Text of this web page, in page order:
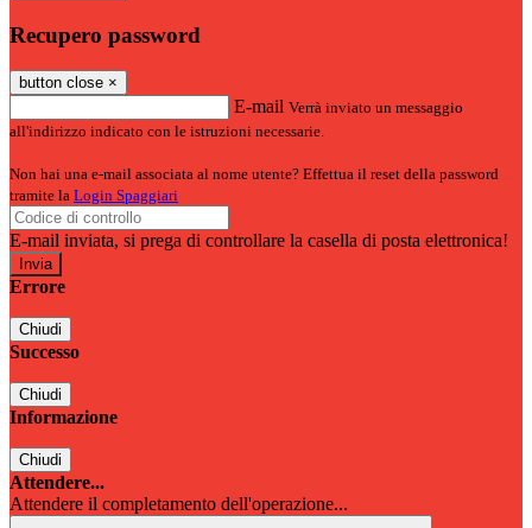
Recupero password
button close ×
E-mail Verrà inviato un messaggio
all'indirizzo indicato con le istruzioni necessarie.
Non hai una e-mail associata al nome utente? Effettua il reset della password
tramite la Login Spaggiari
E-mail inviata, si prega di controllare la casella di posta elettronica!
Errore
Chiudi
Successo
Chiudi
Informazione
Chiudi
Attendere...
Attendere il completamento dell'operazione...